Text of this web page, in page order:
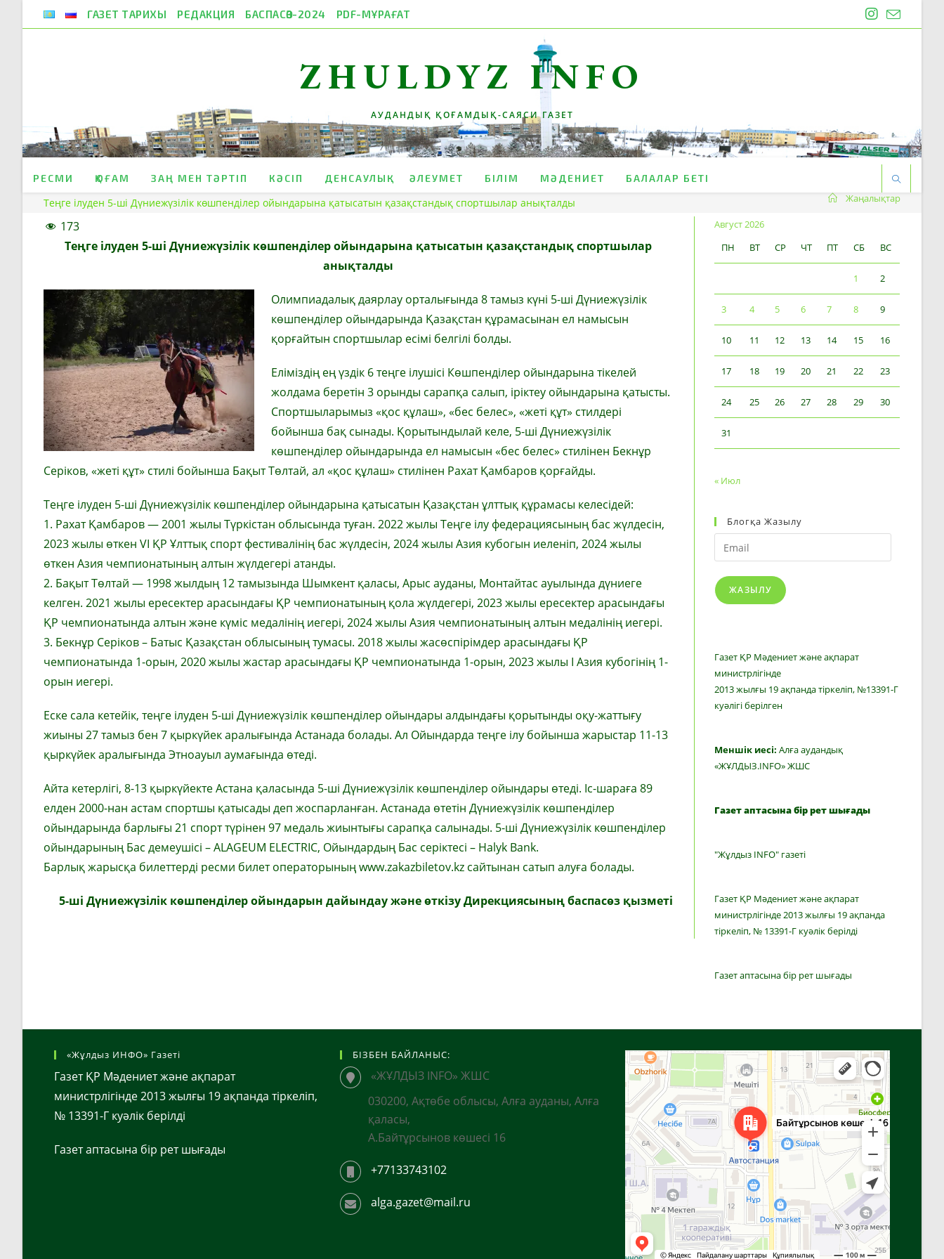
ГАЗЕТ ТАРИХЫ РЕДАКЦИЯ БАСПАСӨЗ-2024 PDF-МҰРАҒАТ
ZHULDYZ INFO
АУДАНДЫҚ ҚОҒАМДЫҚ-САЯСИ ГАЗЕТ
РЕСМИ ҚОҒАМ ЗАҢ МЕН ТӘРТІП КӘСІП ДЕНСАУЛЫҚ ӘЛЕУМЕТ БІЛІМ МӘДЕНИЕТ БАЛАЛАР БЕТІ
Теңге ілуден 5-ші Дүниежүзілік көшпенділер ойындарына қатысатын қазақстандық спортшылар анықталды Жаңалықтар
173
Теңге ілуден 5-ші Дүниежүзілік көшпенділер ойындарына қатысатын қазақстандық спортшылар
анықталды
Олимпиадалық даярлау орталығында 8 тамыз күні 5-ші Дүниежүзілік
көшпенділер ойындарында Қазақстан құрамасынан ел намысын
қорғайтын спортшылар есімі белгілі болды.
Еліміздің ең үздік 6 теңге ілушісі Көшпенділер ойындарына тікелей
жолдама беретін 3 орынды сарапқа салып, іріктеу ойындарына қатысты.
Спортшыларымыз «қос құлаш», «бес белес», «жеті құт» стилдері
бойынша бақ сынады. Қорытындылай келе, 5-ші Дүниежүзілік
көшпенділер ойындарында ел намысын «бес белес» стилінен Бекнұр
Серіков, «жеті құт» стилі бойынша Бақыт Төлтай, ал «қос құлаш» стилінен Рахат Қамбаров қорғайды.
Теңге ілуден 5-ші Дүниежүзілік көшпенділер ойындарына қатысатын Қазақстан ұлттық құрамасы келесідей:
1. Рахат Қамбаров — 2001 жылы Түркістан облысында туған. 2022 жылы Теңге ілу федерациясының бас жүлдесін,
2023 жылы өткен VI ҚР Ұлттық спорт фестивалінің бас жүлдесін, 2024 жылы Азия кубогын иеленіп, 2024 жылы
өткен Азия чемпионатының алтын жүлдегері атанды.
2. Бақыт Төлтай — 1998 жылдың 12 тамызында Шымкент қаласы, Арыс ауданы, Монтайтас ауылында дүниеге
келген. 2021 жылы ересектер арасындағы ҚР чемпионатының қола жүлдегері, 2023 жылы ересектер арасындағы
ҚР чемпионатында алтын және күміс медалінің иегері, 2024 жылы Азия чемпионатының алтын медалінің иегері.
3. Бекнұр Серіков – Батыс Қазақстан облысының тумасы. 2018 жылы жасөспірімдер арасындағы ҚР
чемпионатында 1-орын, 2020 жылы жастар арасындағы ҚР чемпионатында 1-орын, 2023 жылы І Азия кубогінің 1-
орын иегері.
Еске сала кетейік, теңге ілуден 5-ші Дүниежүзілік көшпенділер ойындары алдындағы қорытынды оқу-жаттығу
жиыны 27 тамыз бен 7 қыркүйек аралығында Астанада болады. Ал Ойындарда теңге ілу бойынша жарыстар 11-13
қыркүйек аралығында Этноауыл аумағында өтеді.
Айта кетерлігі, 8-13 қыркүйекте Астана қаласында 5-ші Дүниежүзілік көшпенділер ойындары өтеді. Іс-шараға 89
елден 2000-нан астам спортшы қатысады деп жоспарланған. Астанада өтетін Дүниежүзілік көшпенділер
ойындарында барлығы 21 спорт түрінен 97 медаль жиынтығы сарапқа салынады. 5-ші Дүниежүзілік көшпенділер
ойындарының Бас демеушісі – ALAGEUM ELECTRIC, Ойындардың Бас серіктесі – Halyk Bank.
Барлық жарысқа билеттерді ресми билет операторының www.zakazbiletov.kz сайтынан сатып алуға болады.
5-ші Дүниежүзілік көшпенділер ойындарын дайындау және өткізу Дирекциясының баспасөз қызметі
Август 2026
ПН
ВТ СР ЧТ ПТ СБ ВС
1 2
3 4 5 6 7 8 9
10 11 12 13 14 15 16
17 18 19 20 21 22 23
24 25 26 27 28 29 30
31
« Июл
Блогқа Жазылу
Email
ЖАЗЫЛУ
Газет ҚР Мәдениет және ақпарат
министрлігінде
2013 жылғы 19 ақпанда тіркеліп, №13391-Г
куәлігі берілген
Меншік иесі: Алға аудандық
«ЖҰЛДЫЗ.INFO» ЖШС
Газет аптасына бір рет шығады
"Жұлдыз INFO" газеті
Газет ҚР Мәдениет және ақпарат
министрлігінде 2013 жылғы 19 ақпанда
тіркеліп, № 13391-Г куәлік берілді
Газет аптасына бір рет шығады
«Жұлдыз ИНФО» Газеті
Газет ҚР Мәдениет және ақпарат
министрлігінде 2013 жылғы 19 ақпанда тіркеліп,
№ 13391-Г куәлік берілді
Газет аптасына бір рет шығады
БІЗБЕН БАЙЛАНЫС:
«ЖҰЛДЫЗ INFO» ЖШС
030200, Ақтөбе облысы, Алға ауданы, Алға
қаласы,
А.Байтұрсынов көшесі 16
+77133743102
alga.gazet@mail.ru
Алға
Яндекс Карталар — көлік, навигация, орындарды іздеу